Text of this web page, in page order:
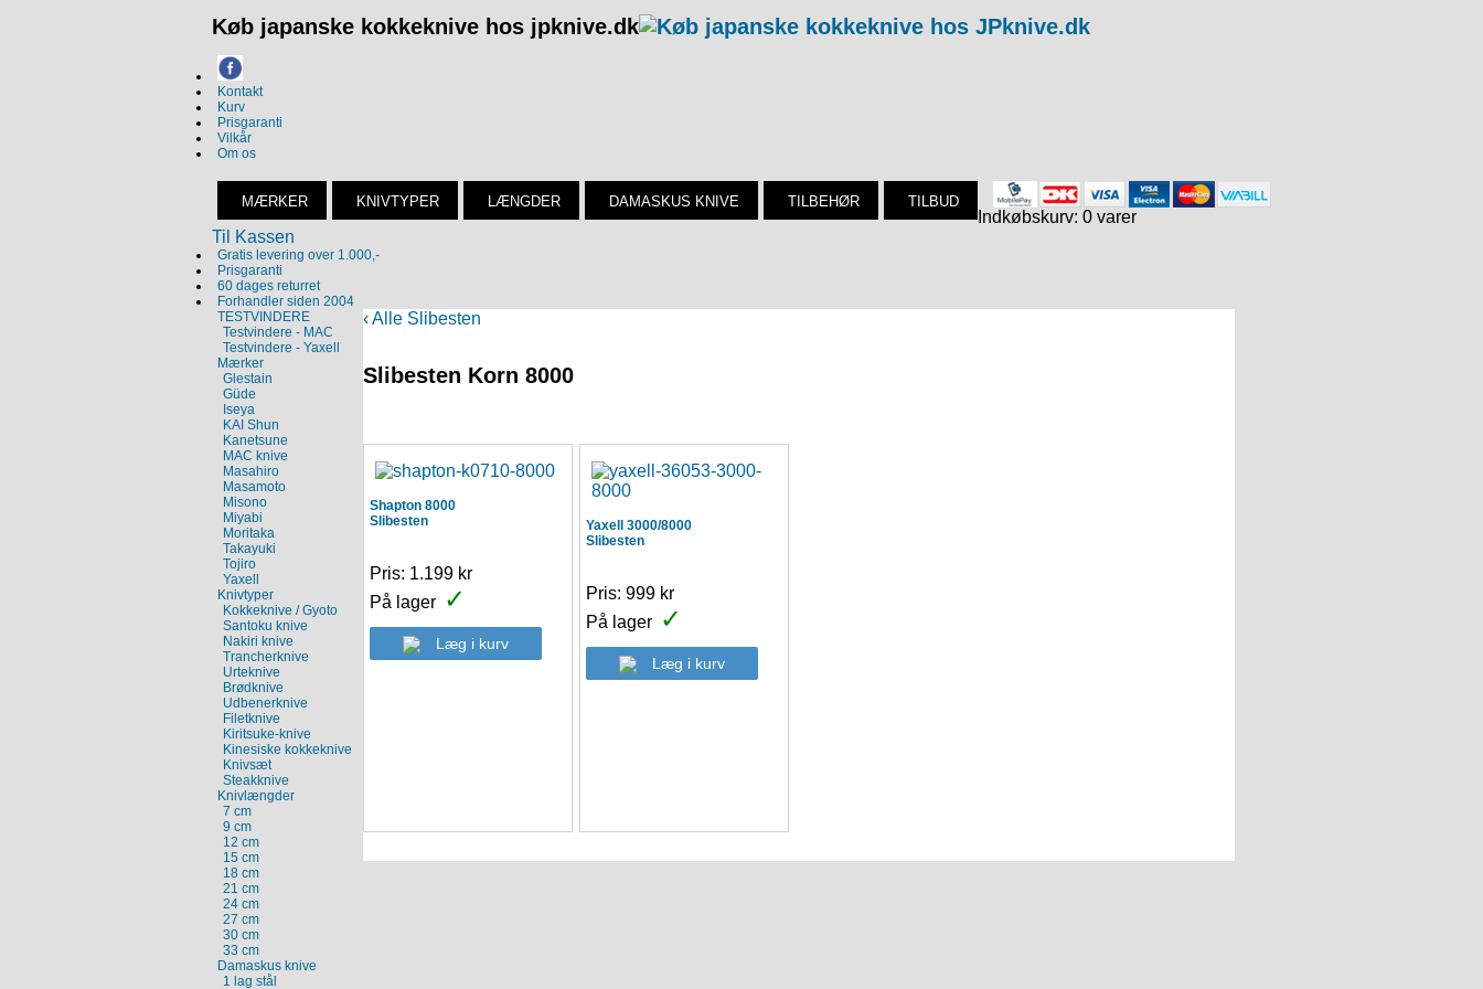
Køb japanske kokkeknive hos jpknive.dk
Kontakt
Kurv
Prisgaranti
Vilkår
Om os
MÆRKER KNIVTYPER LÆNGDER DAMASKUS KNIVE TILBEHØR TILBUD
Indkøbskurv: 0 varer
Til Kassen
Gratis levering over 1.000,-
Prisgaranti
60 dages returret
Forhandler siden 2004
TESTVINDERE
Testvindere - MAC
Testvindere - Yaxell
Mærker
Glestain
Güde
Iseya
KAI Shun
Kanetsune
MAC knive
Masahiro
Masamoto
Misono
Miyabi
Moritaka
Takayuki
Tojiro
Yaxell
Knivtyper
Kokkeknive / Gyoto
Santoku knive
Nakiri knive
Trancherknive
Urteknive
Brødknive
Udbenerknive
Filetknive
Kiritsuke-knive
Kinesiske kokkeknive
Knivsæt
Steakknive
Knivlængder
7 cm
9 cm
12 cm
15 cm
18 cm
21 cm
24 cm
27 cm
30 cm
33 cm
Damaskus knive
1 lag stål
‹ Alle Slibesten
Slibesten Korn 8000
Shapton 8000
Slibesten
Pris: 1.199 kr
På lager ✓
Læg i kurv
Yaxell 3000/8000
Slibesten
Pris: 999 kr
På lager ✓
Læg i kurv